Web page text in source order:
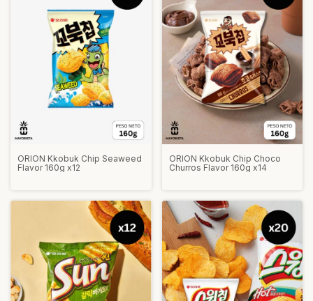
ORION Kkobuk Chip Seaweed
Flavor 160g x12
ORION Kkobuk Chip Choco
Churros Flavor 160g x14